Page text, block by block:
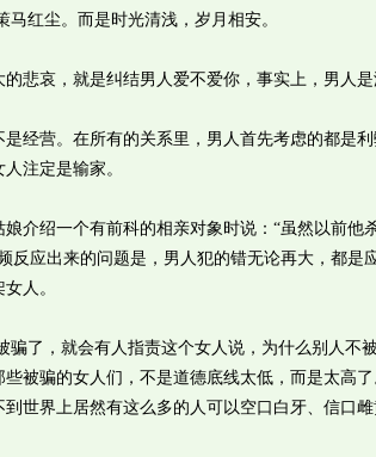
红尘。而是时光清浅，岁月相安。
哀，就是纠结男人爱不爱你，事实上，男人是
营。在所有的关系里，男人首先考虑的都是利
注定是输家。
绍一个有前科的相亲对象时说：“虽然以前他
反应出来的问题是，男人犯的错无论再大，都是
人。
了，就会有人指责这个女人说，为什么别人不
被骗的女人们，不是道德底线太低，而是太高
世界上居然有这么多的人可以空口白牙、信口雌